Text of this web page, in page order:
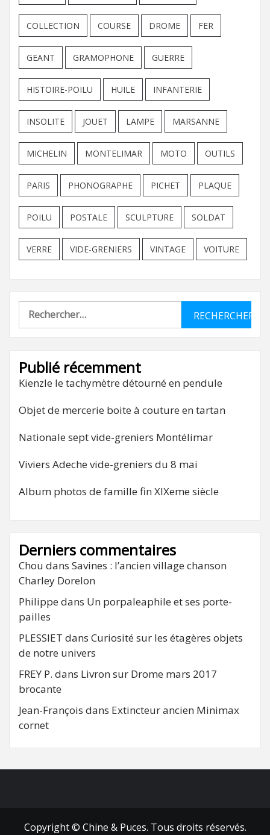
COLLECTION COURSE DROME FER
GEANT GRAMOPHONE GUERRE
HISTOIRE-POILU HUILE INFANTERIE
INSOLITE JOUET LAMPE MARSANNE
MICHELIN MONTELIMAR MOTO OUTILS
PARIS PHONOGRAPHE PICHET PLAQUE
POILU POSTALE SCULPTURE SOLDAT
VERRE VIDE-GRENIERS VINTAGE VOITURE
Rechercher :
Publié récemment
Kienzle le tachymètre détourné en pendule
Objet de mercerie boite à couture en tartan
Nationale sept vide-greniers Montélimar
Viviers Adeche vide-greniers du 8 mai
Album photos de famille fin XIXeme siècle
Derniers commentaires
Chou dans Savines : l’ancien village chanson
Charley Dorelon
Philippe dans Un porpaleaphile et ses porte-
pailles
PLESSIET dans Curiosité sur les étagères objets
de notre univers
FREY P. dans Livron sur Drome mars 2017
brocante
Jean-François dans Extincteur ancien Minimax
cornet
Copyright © Chine & Puces. Tous droits réservés.